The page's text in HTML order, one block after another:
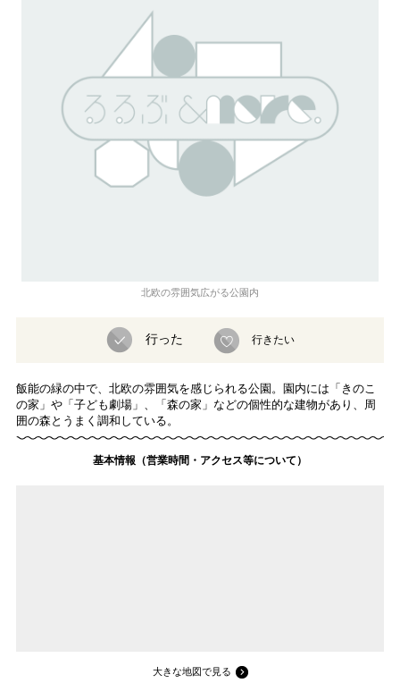
北欧の雰囲気広がる公園内
行った 行きたい
飯能の緑の中で、北欧の雰囲気を感じられる公園。園内には「きのこ
の家」や「子ども劇場」、「森の家」などの個性的な建物があり、周
囲の森とうまく調和している。
基本情報（営業時間・アクセス等について）
大きな地図で見る